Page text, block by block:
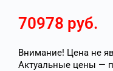
70978 руб.
Внимание! Цена не
Актуальные цены —